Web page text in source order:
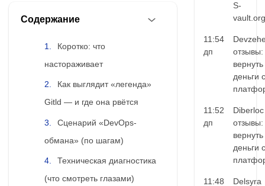
Содержание
Коротко: что
настораживает
Как выглядит «легенда»
Gitld — и где она рвётся
Сценарий «DevOps-
обмана» (по шагам)
Техническая диагностика
(что смотреть глазами)
S-
vault.org
11:54
дп
отзывы:
вернуть
деньги с
11:52
дп
Diberloc
отзывы:
вернуть
деньги с
11:48
Delsyra